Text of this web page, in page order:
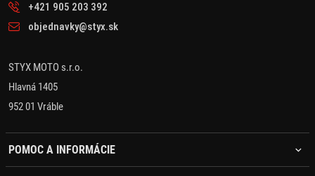
+421 905 203 392
objednavky@styx.sk
STYX MOTO s.r.o.
Hlavná 1405
952 01 Vráble
POMOC A INFORMÁCIE